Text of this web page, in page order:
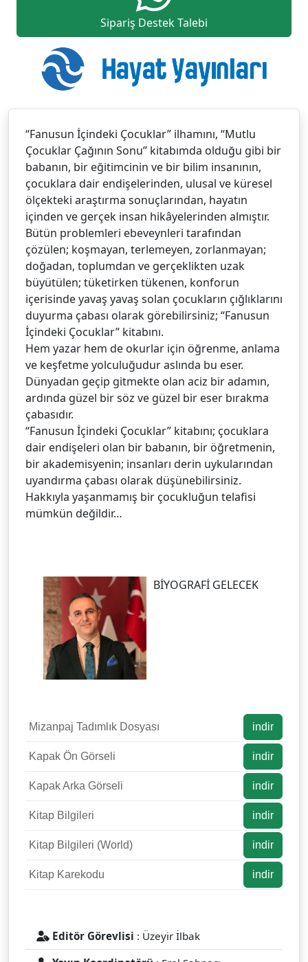
Sipariş Destek Talebi
“Fanusun İçindeki Çocuklar” ilhamını, “Mutlu
Çocuklar Çağının Sonu” kitabımda olduğu gibi bir
babanın, bir eğitimcinin ve bir bilim insanının,
çocuklara dair endişelerinden, ulusal ve küresel
ölçekteki araştırma sonuçlarından, hayatın
içinden ve gerçek insan hikâyelerinden almıştır.
Bütün problemleri ebeveynleri tarafından
çözülen; koşmayan, terlemeyen, zorlanmayan;
doğadan, toplumdan ve gerçeklikten uzak
büyütülen; tüketirken tükenen, konforun
içerisinde yavaş yavaş solan çocukların çığlıklarını
duyurma çabası olarak görebilirsiniz; “Fanusun
İçindeki Çocuklar” kitabını.
Hem yazar hem de okurlar için öğrenme, anlama
ve keşfetme yolculuğudur aslında bu eser.
Dünyadan geçip gitmekte olan aciz bir adamın,
ardında güzel bir söz ve güzel bir eser bırakma
çabasıdır.
“Fanusun İçindeki Çocuklar” kitabını; çocuklara
dair endişeleri olan bir babanın, bir öğretmenin,
bir akademisyenin; insanları derin uykularından
uyandırma çabası olarak düşünebilirsiniz.
Hakkıyla yaşanmamış bir çocukluğun telafisi
mümkün değildir…
BİYOGRAFİ GELECEK
Mizanpaj Tadımlık Dosyası indir
Kapak Ön Görseli indir
Kapak Arka Görseli indir
Kitap Bilgileri indir
Kitap Bilgileri (World) indir
Kitap Karekodu indir
Editör Görevlisi : Üzeyir İlbak